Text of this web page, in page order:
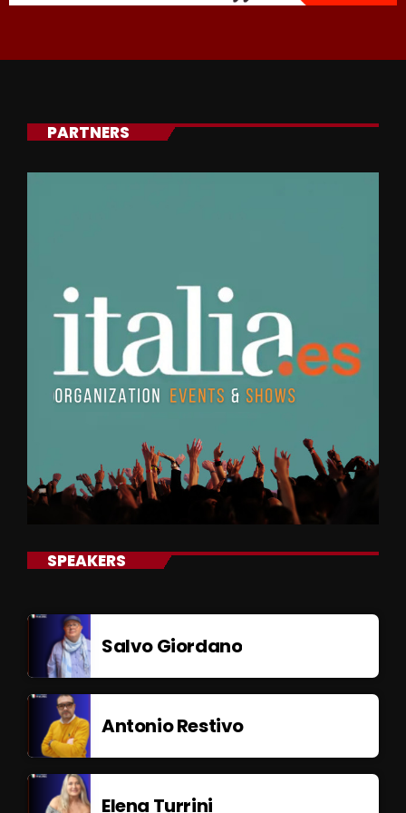
PARTNERS
SPEAKERS
Salvo Giordano
Antonio Restivo
Elena Turrini